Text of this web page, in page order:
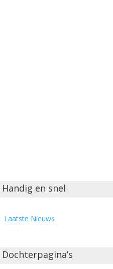
Handig en snel
Laatste Nieuws
Dochterpagina’s